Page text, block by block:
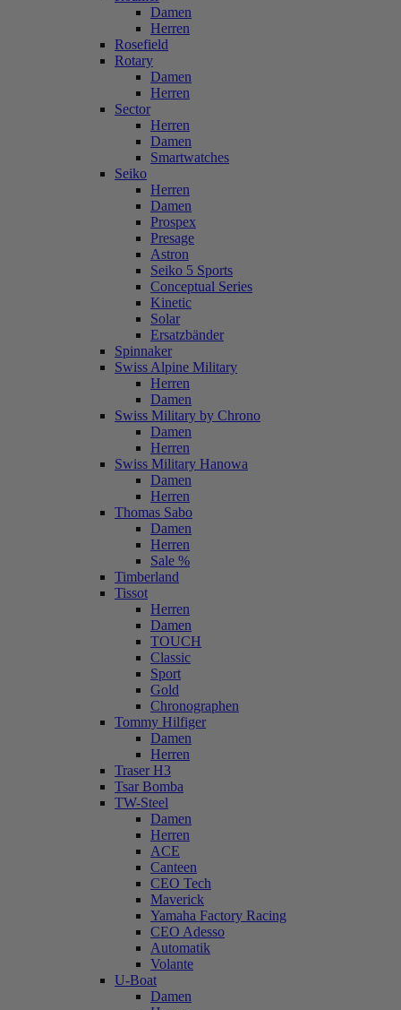
Damen
Herren
Rosefield
Rotary
Damen
Herren
Sector
Herren
Damen
Smartwatches
Seiko
Herren
Damen
Prospex
Presage
Astron
Seiko 5 Sports
Conceptual Series
Kinetic
Solar
Ersatzbänder
Spinnaker
Swiss Alpine Military
Herren
Damen
Swiss Military by Chrono
Damen
Herren
Swiss Military Hanowa
Damen
Herren
Thomas Sabo
Damen
Herren
Sale %
Timberland
Tissot
Herren
Damen
TOUCH
Classic
Sport
Gold
Chronographen
Tommy Hilfiger
Damen
Herren
Traser H3
Tsar Bomba
TW-Steel
Damen
Herren
ACE
Canteen
CEO Tech
Maverick
Yamaha Factory Racing
CEO Adesso
Automatik
Volante
U-Boat
Damen